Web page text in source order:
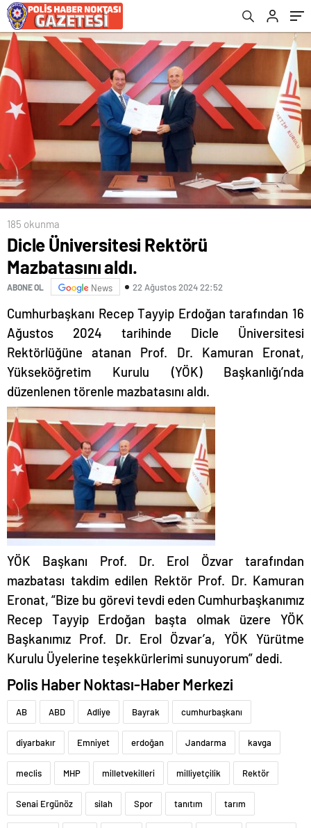
185 okunma
Dicle Üniversitesi Rektörü
Mazbatasını aldı.
ABONE OL News 22 Ağustos 2024 22:52
Cumhurbaşkanı Recep Tayyip Erdoğan tarafından 16
Ağustos 2024 tarihinde Dicle Üniversitesi
Rektörlüğüne atanan Prof. Dr. Kamuran Eronat,
Yükseköğretim Kurulu (YÖK) Başkanlığı’nda
düzenlenen törenle mazbatasını aldı.
YÖK Başkanı Prof. Dr. Erol Özvar tarafından
mazbatası takdim edilen Rektör Prof. Dr. Kamuran
Eronat, “Bize bu görevi tevdi eden Cumhurbaşkanımız
Recep Tayyip Erdoğan başta olmak üzere YÖK
Başkanımız Prof. Dr. Erol Özvar’a, YÖK Yürütme
Kurulu Üyelerine teşekkürlerimi sunuyorum” dedi.
Polis Haber Noktası-Haber Merkezi
AB ABD Adliye Bayrak cumhurbaşkanı
diyarbakır Emniyet erdoğan Jandarma kavga
meclis MHP milletvekilleri milliyetçilik Rektör
Senai Ergünöz silah Spor tanıtım tarım